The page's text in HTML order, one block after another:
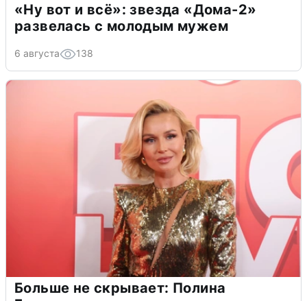
«Ну вот и всё»: звезда «Дома-2»
развелась с молодым мужем
6 августа 138
Больше не скрывает: Полина